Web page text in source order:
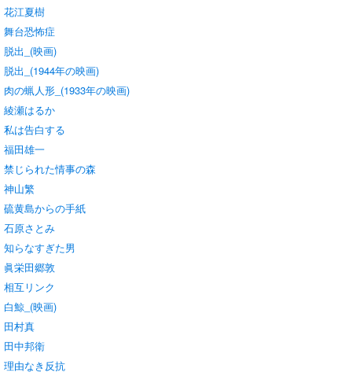
花江夏樹
舞台恐怖症
脱出_(映画)
脱出_(1944年の映画)
肉の蝋人形_(1933年の映画)
綾瀬はるか
私は告白する
福田雄一
禁じられた情事の森
神山繁
硫黄島からの手紙
石原さとみ
知らなすぎた男
眞栄田郷敦
相互リンク
白鯨_(映画)
田村真
田中邦衛
理由なき反抗